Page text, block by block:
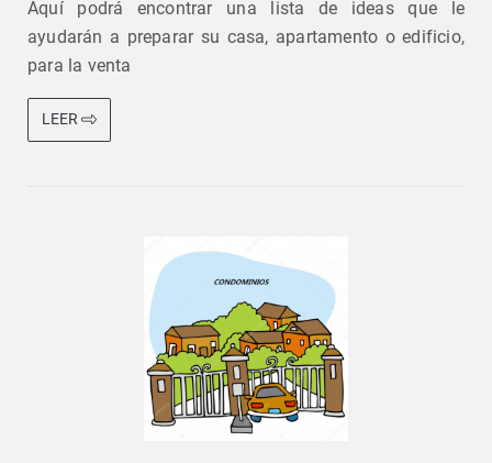
Aquí podrá encontrar una lista de ideas que le
ayudarán a preparar su casa, apartamento o edificio,
para la venta
LEER